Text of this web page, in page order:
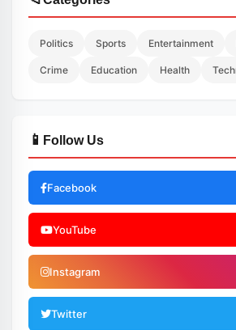
Politics Sports Entertainment
Crime Education Health
📱 Follow Us
Facebook
YouTube
Instagram
Twitter